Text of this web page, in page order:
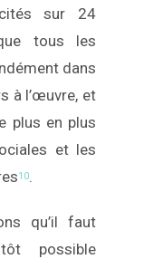
sur 24
tous les
dans
à l’œuvre, et
plus en plus
et les
10.
qu’il faut
possible